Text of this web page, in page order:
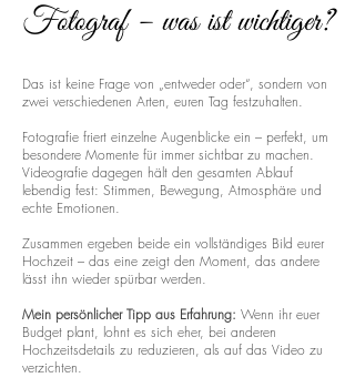
Fotograf – was ist wichtiger?
Das ist keine Frage von „entweder oder“, sondern von
zwei verschiedenen Arten, euren Tag festzuhalten.
Fotografie friert einzelne Augenblicke ein – perfekt, um
besondere Momente für immer sichtbar zu machen.
Videografie dagegen hält den gesamten Ablauf
lebendig fest: Stimmen, Bewegung, Atmosphäre und
echte Emotionen.
Zusammen ergeben beide ein vollständiges Bild eurer
Hochzeit – das eine zeigt den Moment, das andere
lässt ihn wieder spürbar werden.
Mein persönlicher Tipp aus Erfahrung: Wenn ihr euer
Budget plant, lohnt es sich eher, bei anderen
Hochzeitsdetails zu reduzieren, als auf das Video zu
verzichten.